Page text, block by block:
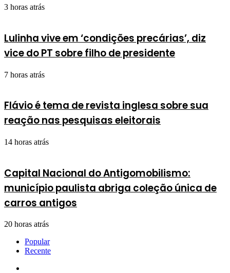
3 horas atrás
Lulinha vive em ‘condições precárias’, diz
vice do PT sobre filho de presidente
7 horas atrás
Flávio é tema de revista inglesa sobre sua
reação nas pesquisas eleitorais
14 horas atrás
Capital Nacional do Antigomobilismo:
município paulista abriga coleção única de
carros antigos
20 horas atrás
Popular
Recente